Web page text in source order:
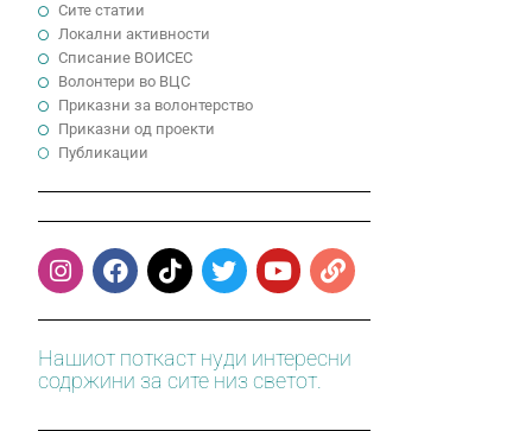
Сите статии
Локални активности
Cписание ВОИСЕС
Волонтери во ВЦС
Приказни за волонтерство
Приказни од проекти
Публикации
Нашиот поткаст нуди интересни
содржини за сите низ светот.